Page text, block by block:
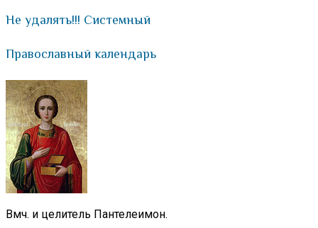
Не удалять!!! Системный
Православный календарь
Вмч. и целитель Пантелеимон.